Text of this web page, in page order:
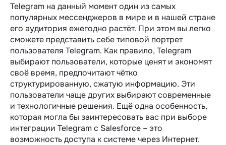
Telegram на данный момент один из самых
популярных мессенджеров в мире и в нашей стране
его аудитория ежегодно растёт. При этом вы легко
сможете представить себе типовой портрет
пользователя Telegram. Как правило, Telegram
выбирают пользователи, которые ценят и экономят
своё время, предпочитают чётко
структурированную, сжатую информацию. Эти
пользователи чаще других выбирают современные
и технологичные решения. Ещё одна особенность,
которая могла бы заинтересовать вас при выборе
интеграции Telegram c Salesforce – это
возможность доступа к системе через Интернет.